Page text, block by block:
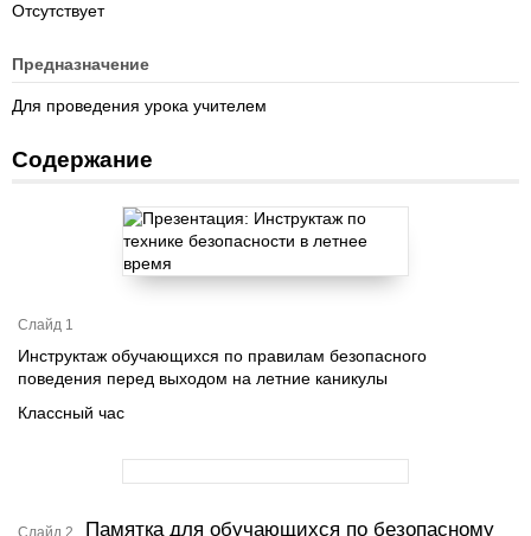
Отсутствует
Предназначение
Для проведения урока учителем
Содержание
Слайд 1
Инструктаж обучающихся по правилам безопасного
поведения перед выходом на летние каникулы
Классный час
Слайд 2 Памятка для обучающихся по безопасному